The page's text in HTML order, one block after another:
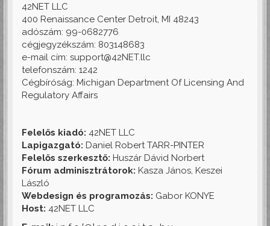
42NET LLC
400 Renaissance Center Detroit, MI 48243
adószám: 99-0682776
cégjegyzékszám: 803148683
e-mail cím: support@42NET.llc
telefonszám: 1242
Cégbíróság: Michigan Department Of Licensing And
Regulatory Affairs
Felelős kiadó: 42NET LLC
Lapigazgató: Daniel Robert TARR-PINTER
Felelős szerkesztő: Huszár Dávid Norbert
Fórum adminisztrátorok: Kasza János, Keszei
László
Webdesign és programozás: Gabor KONYE
Host: 42NET LLC